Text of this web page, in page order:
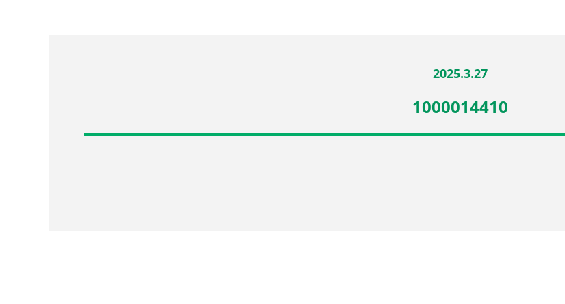
2025.3.27
1000014410